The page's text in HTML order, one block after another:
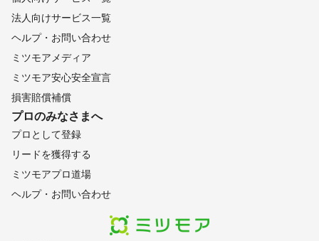
法人向けサービス一覧
ヘルプ・お問い合わせ
ミツモアメディア
ミツモア安心安全宣言
損害賠償補償
プロのみなさまへ
プロとして登録
リードを獲得する
ミツモアプロ道場
ヘルプ・お問い合わせ